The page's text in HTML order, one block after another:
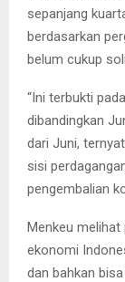
sepanjang
berdasarkan
belum cukup
“Ini terbukti
dibandingkan
dari Juni,
sisi
pengembalian
Menkeu melihat
ekonomi
dan bahkan